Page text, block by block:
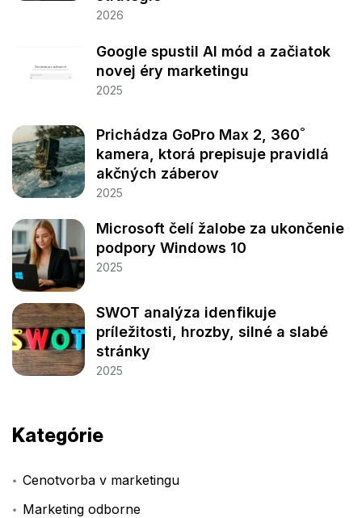
2026
Google spustil AI mód a začiatok
novej éry marketingu
2025
Prichádza GoPro Max 2, 360˚
kamera, ktorá prepisuje pravidlá
akčných záberov
2025
Microsoft čelí žalobe za ukončenie
podpory Windows 10
2025
SWOT analýza idenfikuje
príležitosti, hrozby, silné a slabé
stránky
2025
Kategórie
Cenotvorba v marketingu
Marketing odborne